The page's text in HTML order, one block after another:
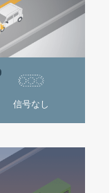
信号なし